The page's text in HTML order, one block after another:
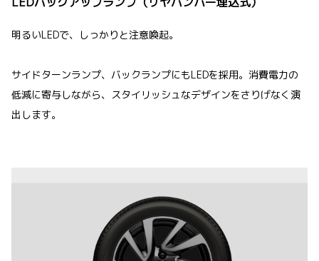
明るいLEDで、しっかりと注意喚起。
サイドターンランプ、バックランプにもLEDを採用。消費電力の
低減に寄与しながら、スタイリッシュなデザインをさりげなく演
出します。